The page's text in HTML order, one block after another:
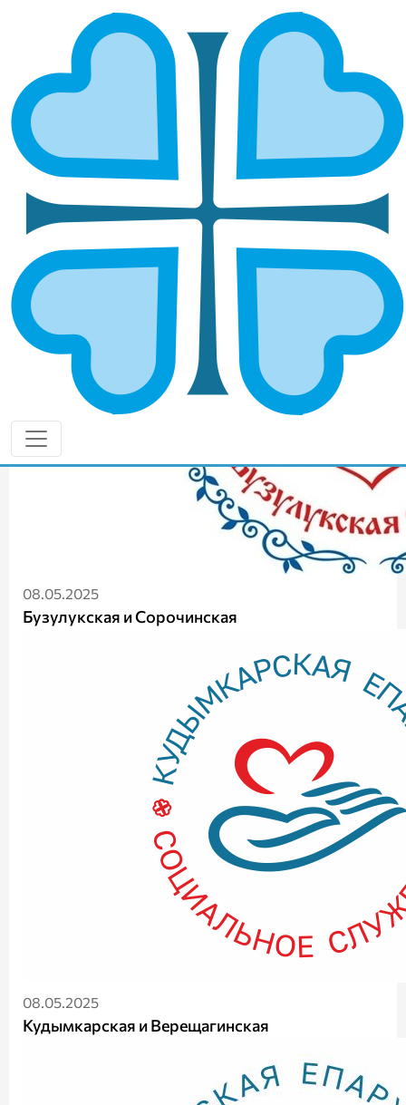
МИТРОПОЛИИ
08.05.2025
Бузулукская и Сорочинская
08.05.2025
Кудымкарская и Верещагинская